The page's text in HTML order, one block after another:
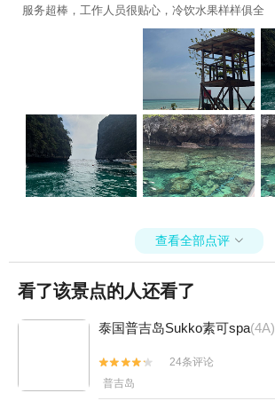
服务超棒，工作人员很贴心，冷饮水果样样俱全
查看全部点评 
看了该景点的人还看了
泰国普吉岛Sukko素可spa(4A)


24条评论
普吉岛